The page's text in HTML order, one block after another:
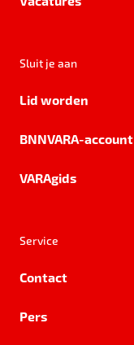
Sluit je aan
Lid worden
BNNVARA-account
VARAgids
Service
Contact
Pers